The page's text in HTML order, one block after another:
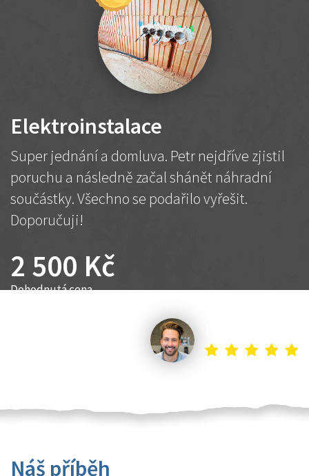
Elektroinstalace
Super jednání a domluva. Petr nejdříve zjistil
poruchu a následně začal shánět náhradní
součástky. Všechno se podařilo vyřešit.
Doporučuji!
2 500 Kč
Dohodnutá cena
Náš příběh